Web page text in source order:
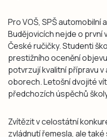
Pro VOŠ, SPŠ automobilní
Budějovicích nejde o první
České ručičky. Studenti
prestižního ocenění
potvrzují kvalitní přípravu
oborech. Letošní dvojité
předchozích úspěchů
Zvítězit v celostátní
zvládnutí řemesla, ale